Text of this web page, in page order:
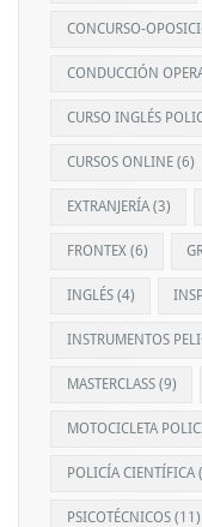
CONCURSO-
CONDUCCIÓN
CURSO INGLÉS
CURSOS ONLINE(6)
EXTRANJERÍA(3)
FRONTEX(6)
INGLÉS(4)
INSTRUMENTOS
MASTERCLASS(9)
MOTOCICLETA
POLICÍA CIENTÍFICA
PSICOTÉCNICOS(11)